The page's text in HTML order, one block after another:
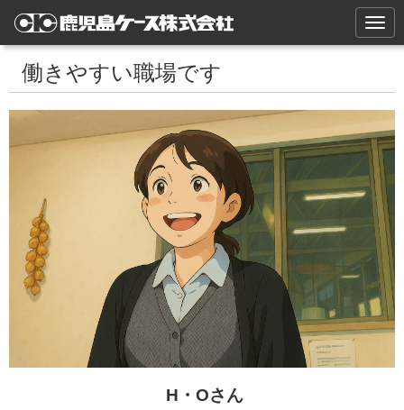
N
a
v
a
t
o
n
働きやすい職場です
H・Oさん